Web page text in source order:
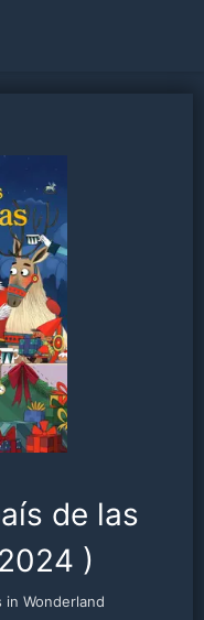
de las
2024 )
Wonderland